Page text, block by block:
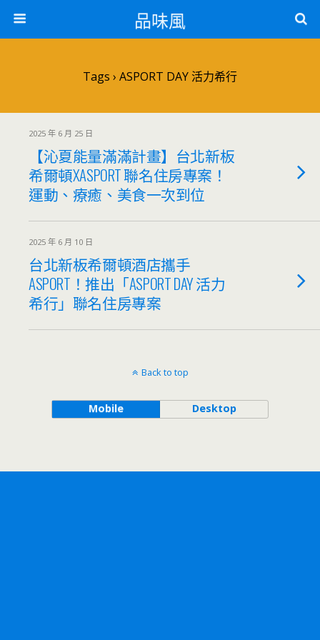
品味風
Tags › ASPORT DAY 活力希行
2025 年 6 月 25 日
【沁夏能量滿滿計畫】台北新板
希爾頓XASPORT 聯名住房專案！
運動、療癒、美食一次到位
2025 年 6 月 10 日
台北新板希爾頓酒店攜手
ASPORT！推出「ASPORT DAY 活力
希行」聯名住房專案
Back to top
Mobile Desktop